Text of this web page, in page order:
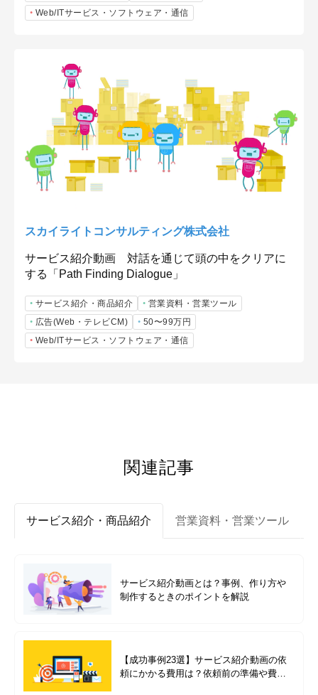
Web/ITサービス・ソフトウェア・通信
スカイライトコンサルティング株式会社
サービス紹介動画 対話を通じて頭の中をクリアに
する「Path Finding Dialogue」
サービス紹介・商品紹介
営業資料・営業ツール
広告(Web・テレビCM)
50〜99万円
Web/ITサービス・ソフトウェア・通信
関連記事
サービス紹介・商品紹介 営業資料・営業ツール
サービス紹介動画とは？事例、作り方や
制作するときのポイントを解説
【成功事例23選】サービス紹介動画の依
頼にかかる費用は？依頼前の準備や費用